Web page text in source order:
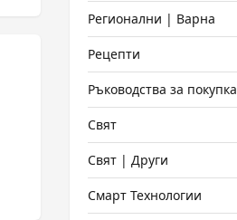
Регионални | Варна
Рецепти
Ръководства за покупка
Свят
Свят | Други
Смарт Технологии